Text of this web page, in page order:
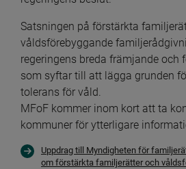
Satsningen på förstärkta
våldsförebyggande
regeringens breda främjande och
som syftar till att lägga grunden
tolerans för våld.
MFoF kommer inom kort att ta
kommuner för ytterligare
Uppdrag till Myndigheten för
om förstärkta familjerätter och